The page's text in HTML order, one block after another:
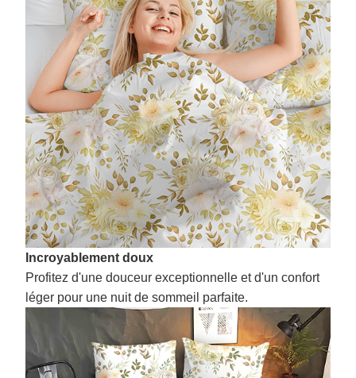
Incroyablement doux
Profitez d'une douceur exceptionnelle et d'un confort
léger pour une nuit de sommeil parfaite.